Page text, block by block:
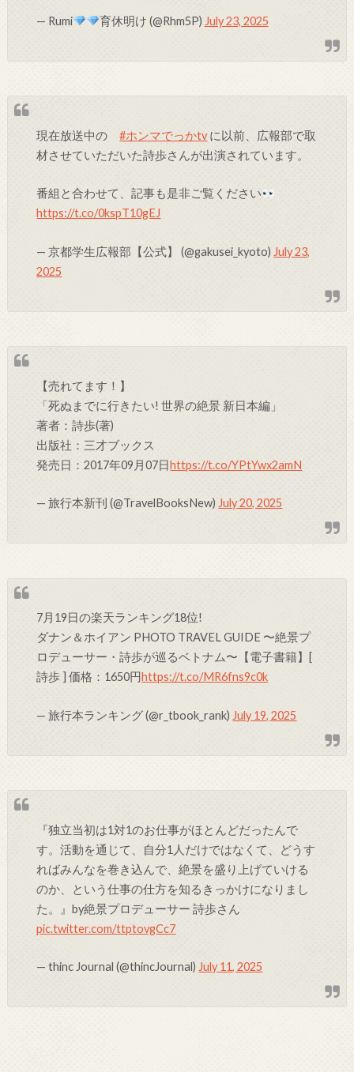
— Rumi 育休明け (@Rhm5P) July 23, 2025
現在放送中の#ホンマでっかtvに以前、広報部で取
材させていただいた詩歩さんが出演されています。
番組と合わせて、記事も是非ご覧ください
https://t.co/0kspT10gEJ
— 京都学生広報部【公式】 (@gakusei_kyoto) July 23,
2025
【売れてます！】
「死ぬまでに行きたい! 世界の絶景 新日本編」
著者：詩歩(著)
出版社：三才ブックス
発売日：2017年09月07日https://t.co/YPtYwx2amN
— 旅行本新刊 (@TravelBooksNew) July 20, 2025
7月19日の楽天ランキング18位!
ダナン＆ホイアン PHOTO TRAVEL GUIDE 〜絶景プ
ロデューサー・詩歩が巡るベトナム〜【電子書籍】[
詩歩 ] 価格：1650円https://t.co/MR6fns9c0k
— 旅行本ランキング (@r_tbook_rank) July 19, 2025
『独立当初は1対1のお仕事がほとんどだったんで
す。活動を通じて、自分1人だけではなくて、どうす
ればみんなを巻き込んで、絶景を盛り上げていける
のか、という仕事の仕方を知るきっかけになりまし
た。』by絶景プロデューサー 詩歩さん
pic.twitter.com/ttptovgCc7
— thinc Journal (@thincJournal) July 11, 2025